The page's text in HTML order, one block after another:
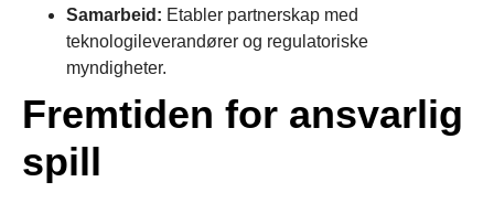
Samarbeid: Etabler partnerskap med
teknologileverandører og regulatoriske
myndigheter.
Fremtiden for ansvarlig
spill